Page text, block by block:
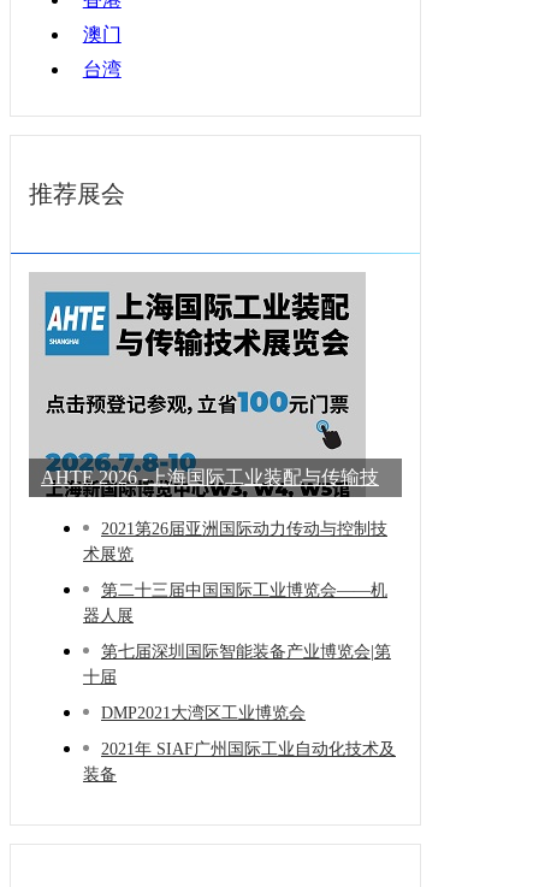
澳门
台湾
推荐展会
AHTE 2026 -上海国际工业装配与传输技
2021第26届亚洲国际动力传动与控制技
术展览
第二十三届中国国际工业博览会——机
器人展
第七届深圳国际智能装备产业博览会|第
十届
DMP2021大湾区工业博览会
2021年 SIAF广州国际工业自动化技术及
装备